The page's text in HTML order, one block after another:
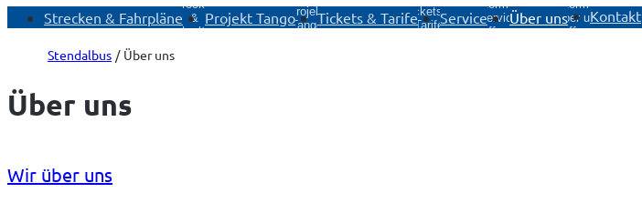
Strecken & Fahrpläne
Strecken
&
Fahrpläne
Projekt TangoProjekt
TangoTickets & TarifeTickets &
TarifeService
Untermenü
Service
öffnen
Über uns
Untermenü
Über uns
öffnen
Kontakt
Stendalbus Über uns
Über uns
Wir über uns